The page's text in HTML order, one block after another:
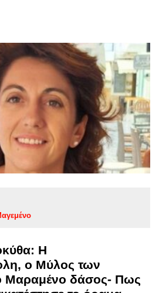
Η
ο Μύλος των
Μαραμένο δάσος- Πως